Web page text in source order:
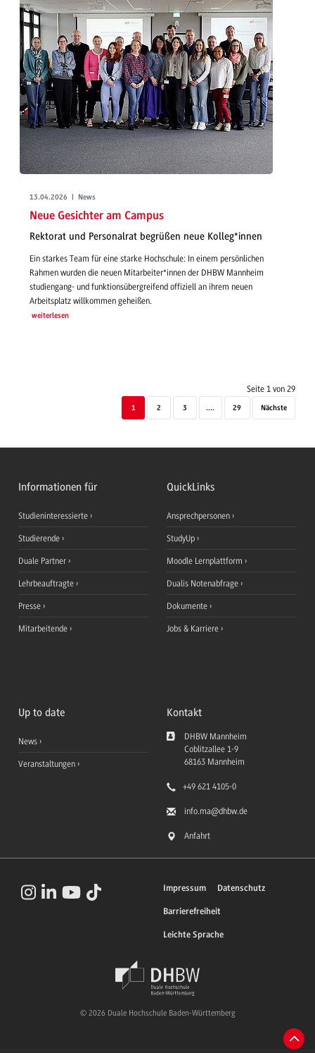
13.04.2026 | News
Neue Gesichter am Campus
Rektorat und Personalrat begrüßen neue Kolleg*innen
Ein starkes Team für eine starke Hochschule: In einem persönlichen
Rahmen wurden die neuen Mitarbeiter*innen der DHBW Mannheim
studiengang- und funktionsübergreifend offiziell an ihrem neuen
Arbeitsplatz willkommen geheißen.
weiterlesen
Seite 1 von 29
1 2 3 .... 29 Nächste
Informationen für
Studieninteressierte
Studierende
Duale Partner
Lehrbeauftragte
Presse
Mitarbeitende
QuickLinks
Ansprechpersonen
StudyUp
Moodle Lernplattform
Dualis Notenabfrage
Dokumente
Jobs & Karriere
Up to date
News
Veranstaltungen
Kontakt
DHBW Mannheim
Coblitzallee 1-9
68163 Mannheim
+49 621 4105-0
info.ma@dhbw.de
Anfahrt
Impressum Datenschutz
Barrierefreiheit
Leichte Sprache
© 2026 Duale Hochschule Baden-Württemberg
Zum